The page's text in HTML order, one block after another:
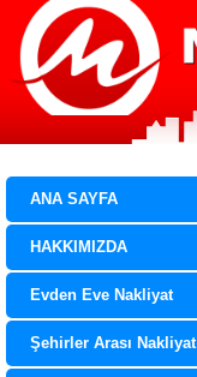
ANA SAYFA
HAKKIMIZDA
Evden Eve Nakliyat
Şehirler Arası Nakliyat